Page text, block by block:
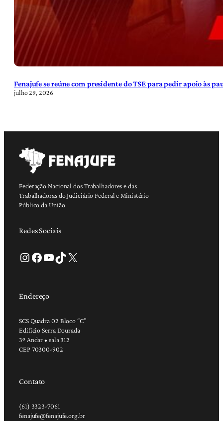
Fenajufe se reúne com presidente do TSE para pedir apoio às
julho 29, 2026
Federação Nacional dos Trabalhadores e das
Trabalhadoras do Judiciário Federal e Ministério
Público da União
Redes Sociais
Instagram Facebook Youtube TikTok X
Endereço
SCS Quadra 02 Bloco “C”
Edifício Serra Dourada
3º Andar • sala 312
CEP 70300-902
Contato
(61) 3323-7061
fenajufe@fenajufe.org.br